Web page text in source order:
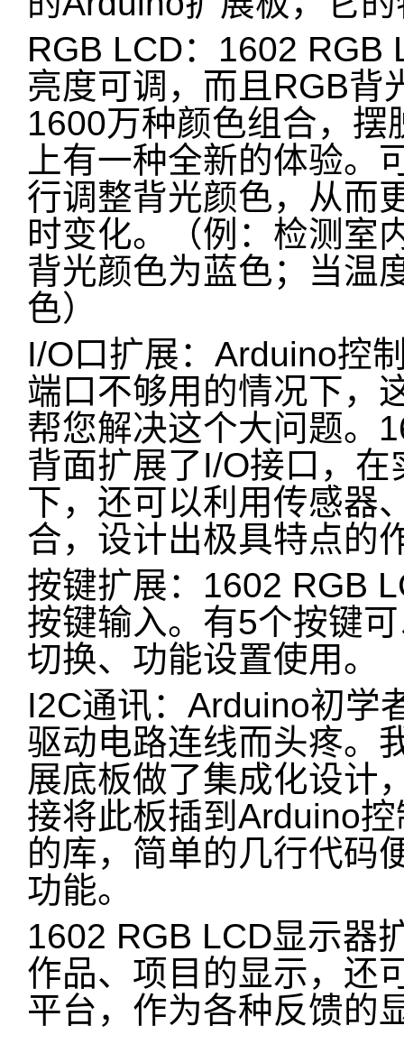
RGB LCD：1602 RGB
亮度可调，而且RGB背
1600万种颜色组合，
上有一种全新的体验。
行调整背光颜色，从而
时变化。（例：检测
背光颜色为蓝色；当温
色）
I/O口扩展：Arduino控
端口不够用的情况下，
帮您解决这个大问题。
背面扩展了I/O接口，
下，还可以利用传感器
合，设计出极具特点的
按键扩展：1602 RGB
按键输入。有5个按键
切换、功能设置使用。
I2C通讯：Arduino初学
驱动电路连线而头疼。
展底板做了集成化设计
接将此板插到Arduino
的库，简单的几行代码
功能。
1602 RGB LCD显示器
作品、项目的显示，还
平台，作为各种反馈的